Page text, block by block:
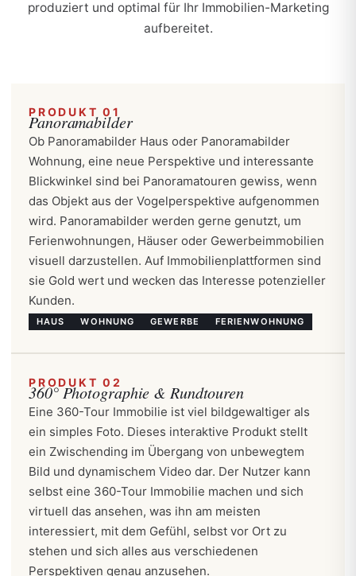
produziert und optimal für Ihr Immobilien-Marketing
aufbereitet.
PRODUKT 01
Panoramabilder
Ob Panoramabilder Haus oder Panoramabilder
Wohnung, eine neue Perspektive und interessante
Blickwinkel sind bei Panoramatouren gewiss, wenn
das Objekt aus der Vogelperspektive aufgenommen
wird. Panoramabilder werden gerne genutzt, um
Ferienwohnungen, Häuser oder Gewerbeimmobilien
visuell darzustellen. Auf Immobilienplattformen sind
sie Gold wert und wecken das Interesse potenzieller
Kunden.
HAUS WOHNUNG GEWERBE FERIENWOHNUNG
PRODUKT 02
360° Photographie & Rundtouren
Eine 360-Tour Immobilie ist viel bildgewaltiger als
ein simples Foto. Dieses interaktive Produkt stellt
ein Zwischending im Übergang von unbewegtem
Bild und dynamischem Video dar. Der Nutzer kann
selbst eine 360-Tour Immobilie machen und sich
virtuell das ansehen, was ihn am meisten
interessiert, mit dem Gefühl, selbst vor Ort zu
stehen und sich alles aus verschiedenen
Perspektiven genau anzusehen.